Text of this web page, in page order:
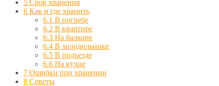
5 Срок хранения
6 Как и где хранить
6.1 В погребе
6.2 В квартире
6.3 На балконе
6.4 В холодильнике
6.5 В подъезде
6.6 На кухне
7 Ошибки при хранении
8 Советы